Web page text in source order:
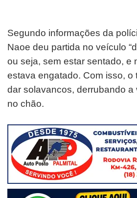
Segundo informações da
Naoe deu partida no veículo
ou seja, sem estar sentado, e
estava engatado. Com isso, o
dar solavancos, derrubando a
no chão.